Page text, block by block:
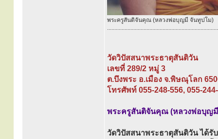
พระครูสันติจันคุณ (หลวงพ่อบุญมี จันทูปโม)
............................................................................
วัดวิปัสสนาพระธาตุสันติวัน
เลขที่ 289/2 หมู่ 3
ต.บึงพระ อ.เมือง จ.พิษณุโลก
โทรศัพท์ 055-248-556, 055-
พระครูสันติจันคุณ (หลวงพ่อบุญมี
วัดวิปัสสนาพระธาตุสันติวัน ได้รั